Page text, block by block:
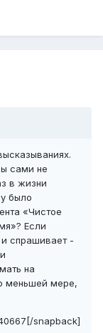
сами не
в жизни
было
«Чистое
Если
спрашивает -
на
меньшей мере,
snapback]